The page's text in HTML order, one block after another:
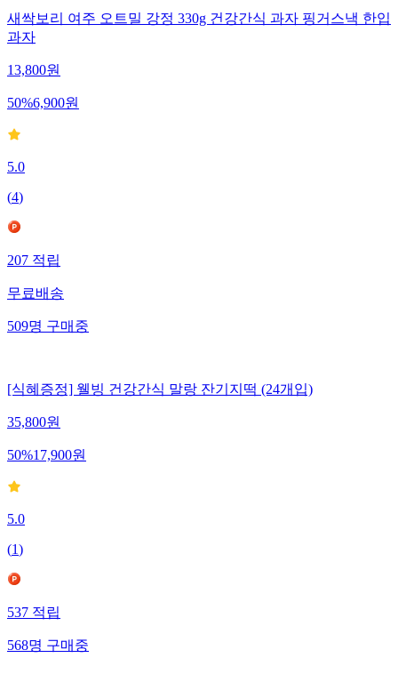
새싹보리 여주 오트밀 강정 330g 건강간식 과자 핑거스낵 한입
과자
13,800원
50%6,900원
5.0
(4)
207적립
무료배송
509명구매중
[식혜증정] 웰빙 건강간식 말랑 잔기지떡 (24개입)
35,800원
50%17,900원
5.0
(1)
537적립
568명구매중